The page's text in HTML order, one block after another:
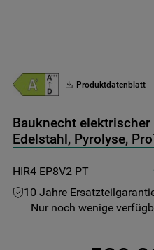
Produktdatenblatt
Bauknecht
Edelstahl, Pyrolyse,
HIR4 EP8V2 PT
10 Jahre
Nur noch wenige